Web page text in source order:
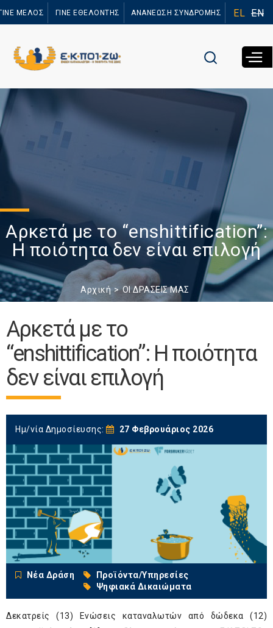
προς το
ΜΕΛΟΣ ΓΙΝΕ ΕΘΕΛΟΝΤΗΣ ΑΝΑΝΕΩΣΗ ΣΥΝΔΡΟΜΗΣ EL EN
Αρκετά με το “enshittification”:
Η ποιότητα δεν είναι επιλογή
Αρχική ΟΙ ΔΡΑΣΕΙΣ ΜΑΣ
Αρκετά με το
“enshittification”: Η ποιότητα
δεν είναι επιλογή
Ημ/νία Δημοσίευσης: 27 Φεβρουάριος 2026
Νέα Δράση
Προϊόντα/Υπηρεσίες
Ψηφιακά Δικαιώματα
Δεκατρείς (13) Ενώσεις καταναλωτών από δώδεκα (12)